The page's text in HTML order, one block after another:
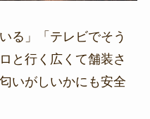
る」「テレビでそう
と行く広くて舗装さ
いがしいかにも安全